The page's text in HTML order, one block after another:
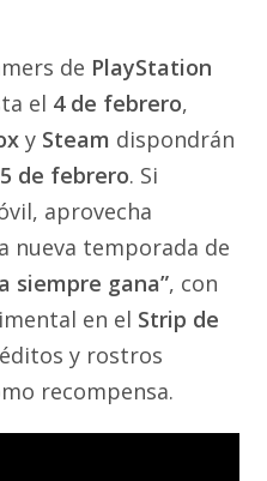
de PlayStation
el 4 de febrero,
y Steam dispondrán
5 de febrero. Si
aprovecha
nueva temporada de
siempre gana”, con
en el Strip de
y rostros
recompensa.